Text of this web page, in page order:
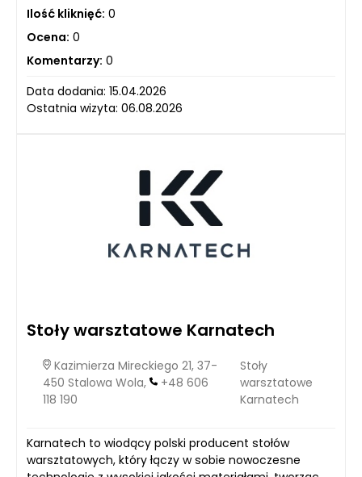
Ilość kliknięć: 0
Ocena: 0
Komentarzy: 0
Data dodania: 15.04.2026
Ostatnia wizyta: 06.08.2026
Stoły warsztatowe Karnatech
Kazimierza Mireckiego 21, 37-
450 Stalowa Wola,
+48 606
118 190
Stoły
warsztatowe
Karnatech
Karnatech to wiodący polski producent stołów
warsztatowych, który łączy w sobie nowoczesne